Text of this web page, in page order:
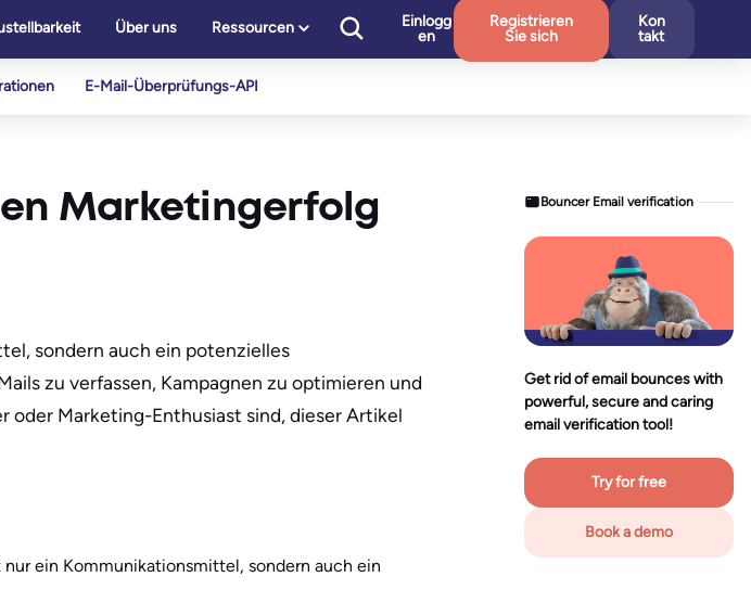
Über uns Ressourcen
Einlogg
en
Registrieren
Sie sich
Kon
takt
E-Mail-Überprüfungs-API
Marketingerfolg
sondern auch ein potenzielles
zu verfassen, Kampagnen zu optimieren und
oder Marketing-Enthusiast sind, dieser Artikel
ein Kommunikationsmittel, sondern auch ein
Bouncer Email verification
Get rid of email bounces with
powerful, secure and caring
email verification tool!
Try for free
Book a demo